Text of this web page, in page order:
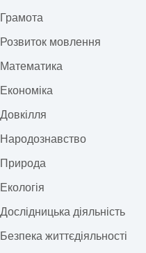
Грамота
Розвиток мовлення
Математика
Економіка
Довкілля
Народознавство
Природа
Екологія
Дослідницька діяльність
Безпека життєдіяльності